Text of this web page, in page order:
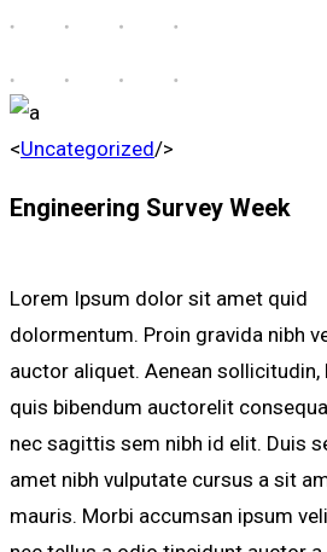
<Uncategorized/>
Engineering Survey Week
Lorem Ipsum dolor sit amet quid
dolormentum. Proin gravida nibh
auctor aliquet. Aenean sollicitudin,
quis bibendum auctorelit
nec sagittis sem nibh id elit. Duis
amet nibh vulputate cursus a sit
mauris. Morbi accumsan ipsum